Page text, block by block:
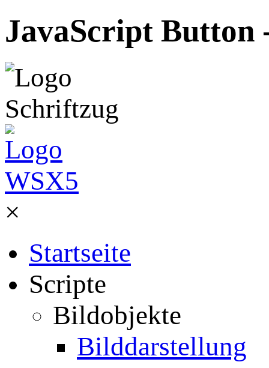
JavaScript Button
×
Startseite
Scripte
Bildobjekte
Bilddarstellung